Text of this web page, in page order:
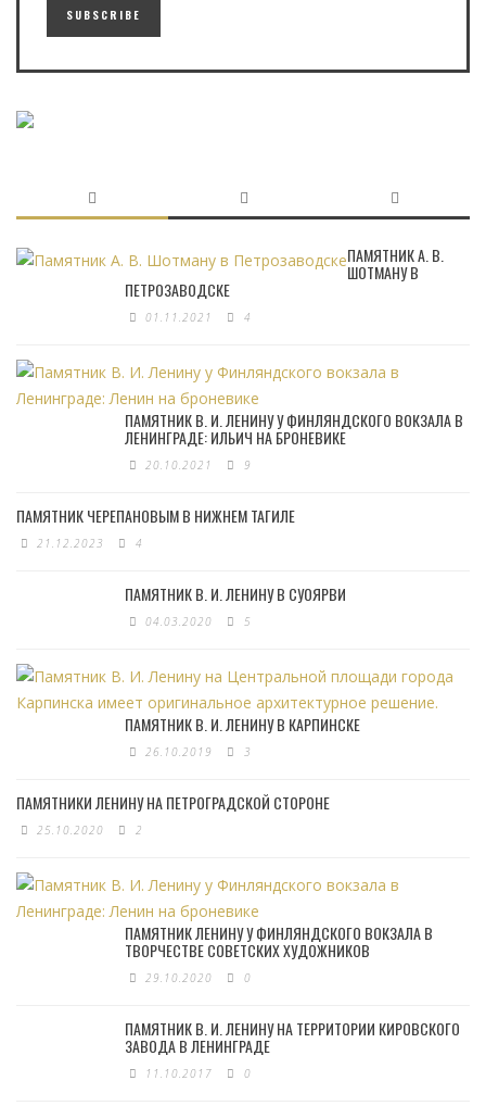
ПАМЯТНИК А. В.
ШОТМАНУ В
ПЕТРОЗАВОДСКЕ
01.11.2021 4
ПАМЯТНИК В. И. ЛЕНИНУ У ФИНЛЯНДСКОГО ВОКЗАЛА В
ЛЕНИНГРАДЕ: ИЛЬИЧ НА БРОНЕВИКЕ
20.10.2021 9
ПАМЯТНИК ЧЕРЕПАНОВЫМ В НИЖНЕМ ТАГИЛЕ
21.12.2023 4
ПАМЯТНИК В. И. ЛЕНИНУ В СУОЯРВИ
04.03.2020 5
ПАМЯТНИК В. И. ЛЕНИНУ В КАРПИНСКЕ
26.10.2019 3
ПАМЯТНИКИ ЛЕНИНУ НА ПЕТРОГРАДСКОЙ СТОРОНЕ
25.10.2020 2
ПАМЯТНИК ЛЕНИНУ У ФИНЛЯНДСКОГО ВОКЗАЛА В
ТВОРЧЕСТВЕ СОВЕТСКИХ ХУДОЖНИКОВ
29.10.2020 0
ПАМЯТНИК В. И. ЛЕНИНУ НА ТЕРРИТОРИИ КИРОВСКОГО
ЗАВОДА В ЛЕНИНГРАДЕ
11.10.2017 0